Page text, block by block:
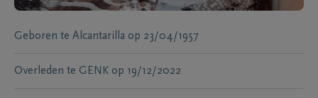
Geboren te Alcantarilla op 23/04/1957
Overleden te GENK op 19/12/2022